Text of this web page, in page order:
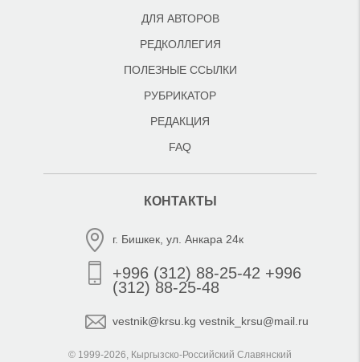
ДЛЯ АВТОРОВ
РЕДКОЛЛЕГИЯ
ПОЛЕЗНЫЕ ССЫЛКИ
РУБРИКАТОР
РЕДАКЦИЯ
FAQ
КОНТАКТЫ
г. Бишкек, ул. Анкара 24к
+996 (312) 88-25-42 +996
(312) 88-25-48
vestnik@krsu.kg vestnik_krsu@mail.ru
© 1999-2026, Кыргызско-Российский Славянский